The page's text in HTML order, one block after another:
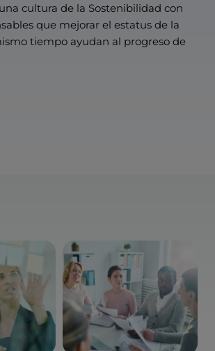
cultura de la Sostenibilidad con
que mejorar el estatus de la
tiempo ayudan al progreso de